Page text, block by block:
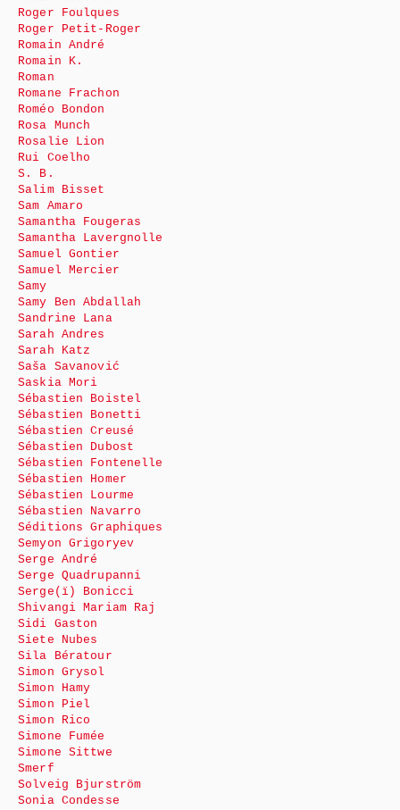
Roger Foulques
Roger Petit-Roger
Romain André
Romain K.
Roman
Romane Frachon
Roméo Bondon
Rosa Munch
Rosalie Lion
Rui Coelho
S. B.
Salim Bisset
Sam Amaro
Samantha Fougeras
Samantha Lavergnolle
Samuel Gontier
Samuel Mercier
Samy
Samy Ben Abdallah
Sandrine Lana
Sarah Andres
Sarah Katz
Saša Savanović
Saskia Mori
Sébastien Boistel
Sébastien Bonetti
Sébastien Creusé
Sébastien Dubost
Sébastien Fontenelle
Sébastien Homer
Sébastien Lourme
Sébastien Navarro
Séditions Graphiques
Semyon Grigoryev
Serge André
Serge Quadrupanni
Serge(ï) Bonicci
Shivangi Mariam Raj
Sidi Gaston
Siete Nubes
Sila Bératour
Simon Grysol
Simon Hamy
Simon Piel
Simon Rico
Simone Fumée
Simone Sittwe
Smerf
Solveig Bjurström
Sonia Condesse